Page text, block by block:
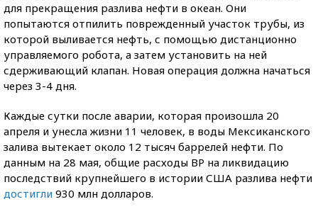
для прекращения разлива нефти в океан. Они
попытаются отпилить поврежденный участок трубы, из
которой выливается нефть, с помощью дистанционно
управляемого робота, а затем установить на ней
сдерживающий клапан. Новая операция должна начаться
через 3-4 дня.
Каждые сутки после аварии, которая произошла 20
апреля и унесла жизни 11 человек, в воды Мексиканского
залива вытекает около 12 тысяч баррелей нефти. По
данным на 28 мая, общие расходы BP на ликвидацию
последствий крупнейшего в истории США разлива нефти
достигли 930 млн долларов.